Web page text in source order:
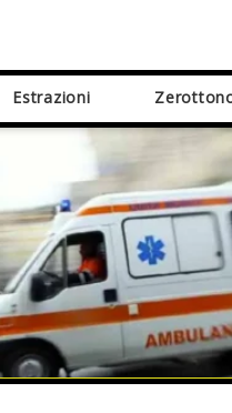
Estrazioni